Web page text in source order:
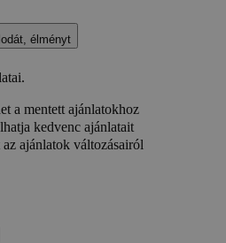
élményt
a mentett ajánlatokhoz
kedvenc ajánlatait
az ajánlatok változásairól